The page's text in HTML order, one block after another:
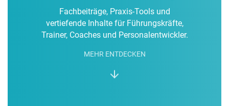
Fachbeiträge, Praxis-Tools und
vertiefende Inhalte für Führungskräfte,
Trainer, Coaches und Personalentwickler.
MEHR ENTDECKEN